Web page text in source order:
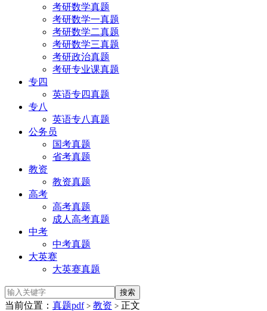
考研数学真题
考研数学一真题
考研数学二真题
考研数学三真题
考研政治真题
考研专业课真题
专四
英语专四真题
专八
英语专八真题
公务员
国考真题
省考真题
教资
教资真题
高考
高考真题
成人高考真题
中考
中考真题
大英赛
大英赛真题
当前位置： 真题pdf > 教资 > 正文